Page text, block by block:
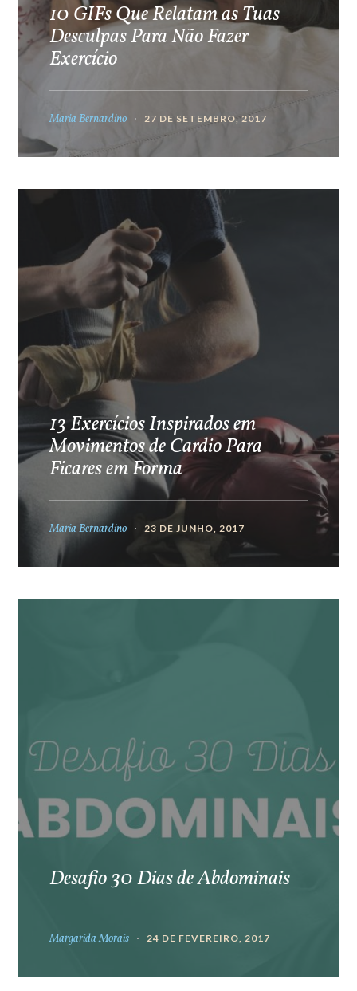
10 GIFs Que Relatam as Tuas
Desculpas Para Não Fazer
Exercício
Maria Bernardino 27 DE SETEMBRO, 2017
13 Exercícios Inspirados em
Movimentos de Cardio Para
Ficares em Forma
Maria Bernardino 23 DE JUNHO, 2017
Desafio 30 Dias de Abdominais
Margarida Morais 24 DE FEVEREIRO, 2017